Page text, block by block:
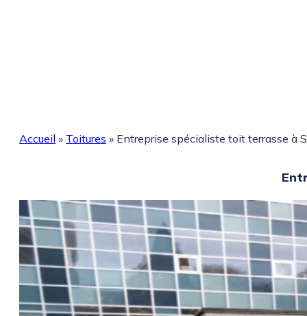
Accueil » Toitures » Entreprise spécialiste toit terrasse à